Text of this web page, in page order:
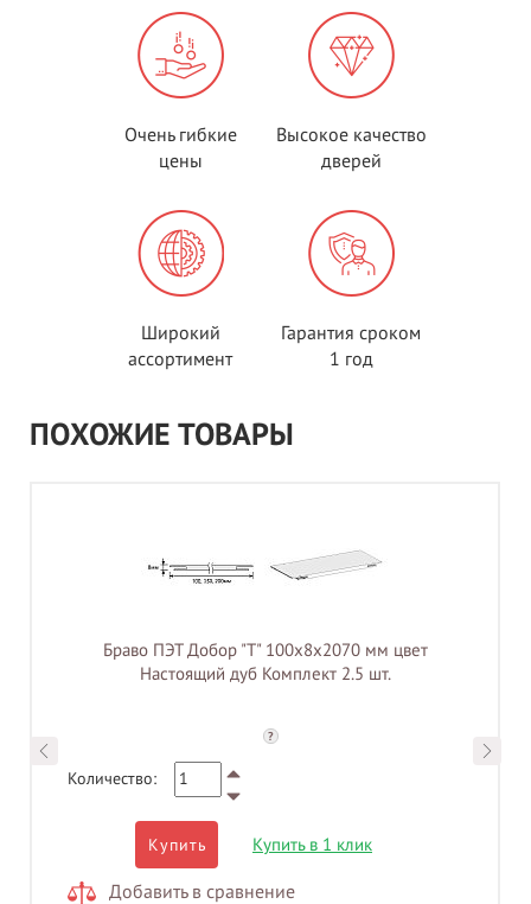
Очень гибкие
цены
Высокое качество
дверей
Широкий
ассортимент
Гарантия сроком
1 год
ПОХОЖИЕ ТОВАРЫ
Браво ПЭТ Добор "Т" 100х8х2070 мм цвет
Настоящий дуб Комплект 2.5 шт.
?
Количество:
Купить Купить в 1 клик
Добавить в сравнение